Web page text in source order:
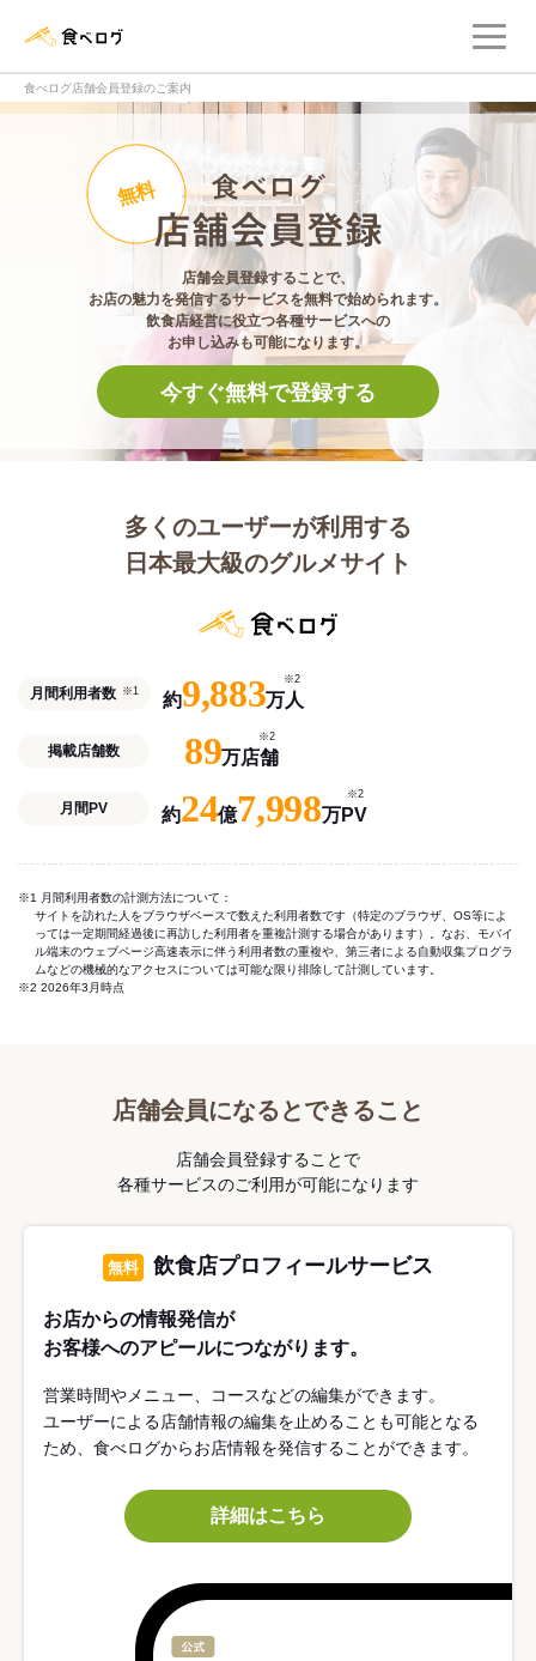
食べログ店舗会員登録のご案内
食べログ店舗会員
無料
店舗会員登録することで、
お店の魅力を発信するサービスを無料で始められます。
飲食店経営に役立つ各種サービスへの
お申し込みも可能になります。
今すぐ無料で登録する
多くのユーザーが利用する
日本最大級のグルメサイト
月間利用者数 ※1 約9,883万人
※2
掲載店舗数 89万店舗
※2
月間PV 約24億7,998万PV
※2
※1 月間利用者数の計測方法について：
サイトを訪れた人をブラウザベースで数えた利用者数です（特定のブラウザ、OS等によ
っては一定期間経過後に再訪した利用者を重複計測する場合があります）。なお、モバイ
ル端末のウェブページ高速表示に伴う利用者数の重複や、第三者による自動収集プログラ
ムなどの機械的なアクセスについては可能な限り排除して計測しています。
※2 2026年3月時点
店舗会員になるとできること
店舗会員登録することで
各種サービスのご利用が可能になります
無料 飲食店プロフィールサービス
お店からの情報発信が
お客様へのアピールにつながります。
営業時間やメニュー、コースなどの編集ができます。
ユーザーによる店舗情報の編集を止めることも可能となる
ため、食べログからお店情報を発信することができます。
詳細はこちら